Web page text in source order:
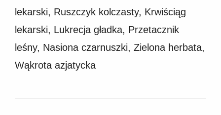
lekarski, Ruszczyk kolczasty, Krwiściąg
lekarski, Lukrecja gładka, Przetacznik
leśny, Nasiona czarnuszki, Zielona herbata,
Wąkrota azjatycka